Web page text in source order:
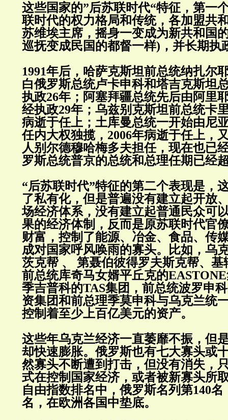
这些国家的”后苏联时代“特征，第一
联时代的权力格局和传统，各加盟共
苏维埃主席，摇身一变成为新共和国
巡抚变成民国的都督一样)，并长期执
1991年后，哈萨克斯坦前总统纳扎尔
白俄罗斯总统卢卡申科和塔吉克斯坦
执政26年；阿塞拜疆总统先后由阿里
经执政29年；乌兹别克斯坦前总统卡
病逝于任上；土库曼总统一开始由尼
任内大权独揽，2006年病逝于任上，
人别尔德穆哈梅多夫担任，现在也已
罗斯总统普京的总统和总理任期已经
“后苏联时代”特征的第二个表现是，
了私有化，但是普遍没有建立起开放
场经济体系，没有建立起普通民众可
果的经济体制，反而是原苏联时代官
财富，控制了能源、冶金、食品、传
成对国家呼风唤雨的寡头。比如，乌
茨克帮 、 第聂伯彼得罗夫斯克帮、
前总统库奇马女婿平丘克的
季吉普科的TAS集团，前总统波罗申
资集团和前总理季莫申科与乌克兰统
控制着至少上百亿美元的资产。
这些年乌克兰经济一直萎靡不振，但
却快速膨胀。俄罗斯也有七大寡头或
然寡头不断遭到打击，但没有消失，
式在控制国家经济，或者被新寡头所
自由指数排名中，俄罗斯名列第140名
名，在欧洲各国中垫底。